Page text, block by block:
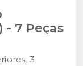
7 Peças
3